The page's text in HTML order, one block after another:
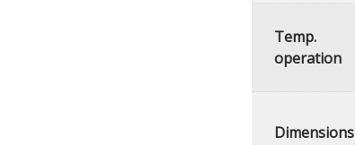
Temp.
operation
Dimensions